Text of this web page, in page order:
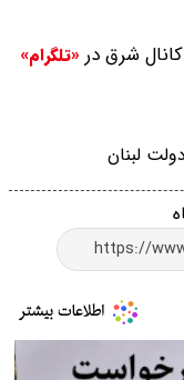
شرق در «تلگرام»
دولت لبنان